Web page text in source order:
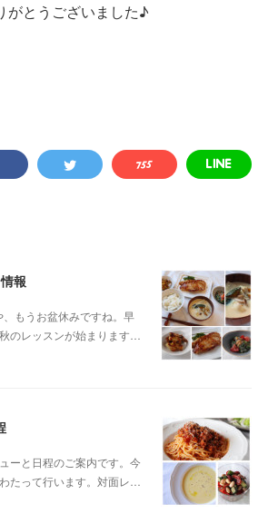
がとうございました♪
報
もうお盆休みですね。早
のレッスンが始まります…
ーと日程のご案内です。今
たって行います。対面レ…